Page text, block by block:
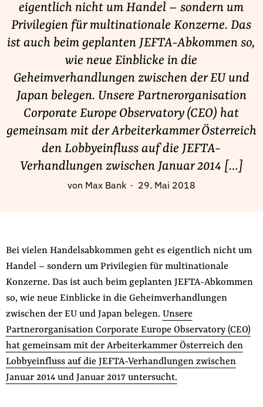
Lobbykontrolle und Regeln
Lobbyismus und Klima
Macht der Digitalkonzerne
Spenden & Fördern
Jetzt Spenden
Geschenkspende
Bußgelder und Geldauflagen
Projektspende
Kontakt
Suche
auf
der
Website
Folge Uns
FacebookMastodon
BlueskyInstagram
YoutubeLinkedIn
eigentlich nicht um Handel – sondern um
Privilegien für multinationale Konzerne. Das
ist auch beim geplanten JEFTA-Abkommen so,
wie neue Einblicke in die
Geheimverhandlungen zwischen der EU und
Japan belegen. Unsere Partnerorganisation
Corporate Europe Observatory (CEO) hat
gemeinsam mit der Arbeiterkammer Österreich
den Lobbyeinfluss auf die JEFTA-
Verhandlungen zwischen Januar 2014 […]
von Max Bank 29. Mai 2018
Bei vielen Handelsabkommen geht es eigentlich nicht um
Handel – sondern um Privilegien für multinationale
Konzerne. Das ist auch beim geplanten JEFTA-Abkommen
so, wie neue Einblicke in die Geheimverhandlungen
zwischen der EU und Japan belegen. Unsere
Partnerorganisation Corporate Europe Observatory (CEO)
hat gemeinsam mit der Arbeiterkammer Österreich den
Lobbyeinfluss auf die JEFTA-Verhandlungen zwischen
Januar 2014 und Januar 2017 untersucht.